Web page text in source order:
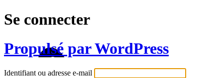
Se connecter
Propulsé par WordPress
Identifiant ou adresse e-mail